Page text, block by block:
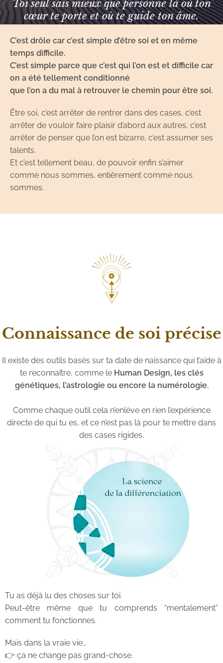
Toi seul sais mieux que personne là où ton
cœur te porte et où te guide ton âme.
C’est drôle car c’est simple d’être soi et en même
temps difficile.
C’est simple parce que c’est qui l’on est et difficile car
on a été tellement conditionné
que l’on a du mal à retrouver le chemin pour être soi.
Être soi, c’est arrêter de rentrer dans des cases, c’est
arrêter de vouloir faire plaisir d’abord aux autres, c’est
arrêter de penser que l’on est bizarre, c’est assumer ses
talents.
Et c’est tellement beau, de pouvoir enfin s’aimer
comme nous sommes, entièrement comme nous
sommes.
Connaissance de soi précise
Il existe des outils basés sur ta date de naissance qui t’aide à
te reconnaître, comme le Human Design, les clés
génétiques, l’astrologie ou encore la numérologie.
Comme chaque outil cela n’enlève en rien l’expérience
directe de qui tu es, et ce n’est pas là pour te mettre dans
des cases rigides.
Tu as déjà lu des choses sur toi.
Peut-être même que tu comprends “mentalement”
comment tu fonctionnes.
Mais dans la vraie vie…
👉 ça ne change pas grand-chose.